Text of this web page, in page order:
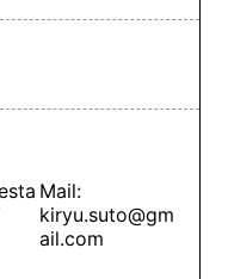
Mail:
kiryu.suto@gm
ail.com